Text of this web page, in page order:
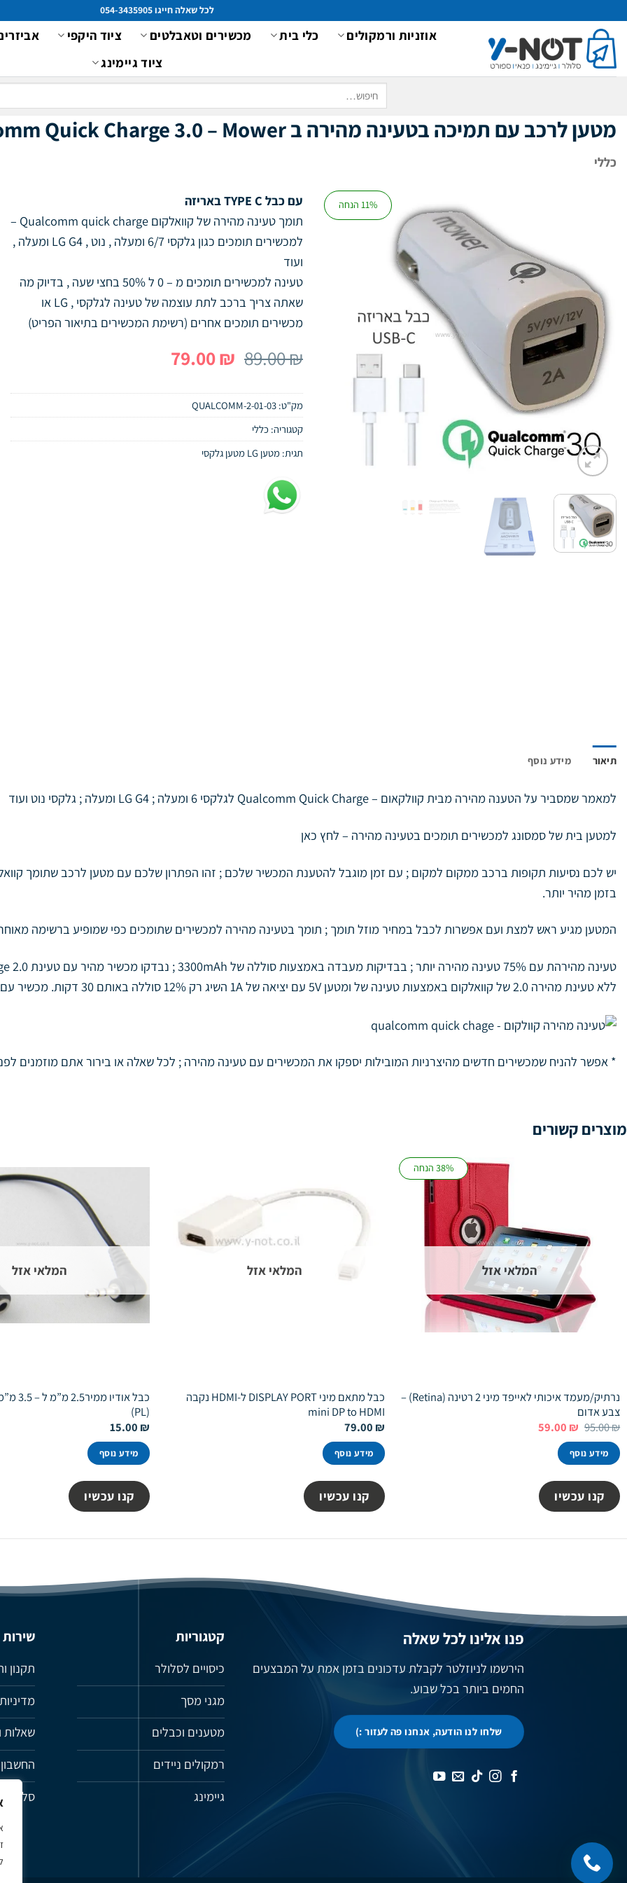
content
לכל שאלה חייגו 054-3435905
אוזניות ורמקולים כלי בית מכשירים וטאבלטים ציוד היקפי
ציוד גיימינג
עבור:
מטען לרכב עם תמיכה בטעינה מהירה ב Qualcomm Quick Charge 3.0 – Mower עם כבל באריזה
כללי
11% הנחה
עם כבל TYPE C באריזה
תומך טעינה מהירה של קוואלקום Qualcomm quick charge –
למכשירים תומכים כגון גלקסי 6/7 ומעלה , נוט , LG G4 ומעלה ,
ועוד
טעינה למכשירים תומכים מ – 0 ל 50% בחצי שעה , בדיוק מה
שאתה צריך ברכב לתת עוצמה של טעינה לגלקסי , LG או
מכשירים תומכים אחרים (רשימת המכשירים בתיאור הפריט)
89.00₪ המחיר
היה:
89.00 ₪.
79.00₪
הוא:
79.00 ₪. מק"ט: 01-03-QUALCOMM-2
קטגוריה: כללי
תגית: מטען LG מטען גלקסי
תיאור מידע נוסף
למאמר שמסביר על הטענה מהירה מבית קוולקאום – לגלקסי 6 ומעלה ; LG G4 ומעלה ; גלקסי נוט ועוד
למטען בית של סמסונג למכשירים תומכים בטעינה מהירה – לחץ כאן
בזמן מהיר יותר.
המטען מגיע ראש למצת ועם אפשרות לכבל במחיר מוזל תומך ; תומך בטעינה מהירה למכשירים שתומכים כפי שמופיע ברשימה
ללא טעינת מהירה 2.0 של קוואלקום באמצעות טעינה של ומטען 5V עם יציאה של 1A השיג רק 12% סוללה באותם 30 דקות. מכשיר עם טעינת מהירה 1.0 הצליח תשלום של 30% באותה תקופת הזמן.
* אפשר להניח שמכשירים חדשים מהיצרניות המובילות יספקו את המכשירים עם טעינה מהירה ; לכל שאלה או בירור אתם מוזמנים
מוצרים קשורים
38% הנחה
המלאי אזל
נרתיק/מעמד איכותי לאייפד מיני 2 רטינה (Retina) –
צבע אדום
95.00₪ המחיר
היה:
95.00 ₪.
59.00 ₪ המחיר
מידע נוסף
קנו עכשיו
המלאי אזל
כבל מתאם מיני DISPLAY PORT ל-HDMI נקבה
mini DP to HDMI
79.00 ₪
מידע נוסף
קנו עכשיו
המלאי אזל
(PL)
15.00 ₪
מידע נוסף
קנו עכשיו
פנו אלינו לכל שאלה
הירשמו לניוזלטר לקבלת עדכונים בזמן אמת על המבצעים
החמים ביותר בכל שבוע.
שלחו לנו הודעה, אנחנו פה לעזור :)
קטגוריות
כיסויים לסלולר
מגני מסך
מטענים וכבלים
רמקולים ניידים
גיימינג
שירות
תקנון
שאלות
סל